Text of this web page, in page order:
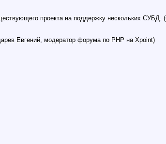
проекта на поддержку нескольких
Евгений, модератор форума по PHP на Хpoint)